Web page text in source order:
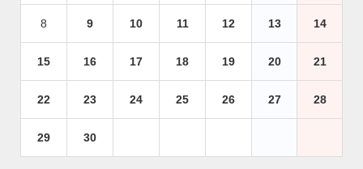
8 9 10 11 12 13 14
15 16 17 18 19 20 21
22 23 24 25 26 27 28
29 30